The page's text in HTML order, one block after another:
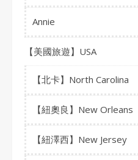
Annie
【美國旅遊】USA
【北卡】North Carolina
【紐奧良】New Orleans
【紐澤西】New Jersey